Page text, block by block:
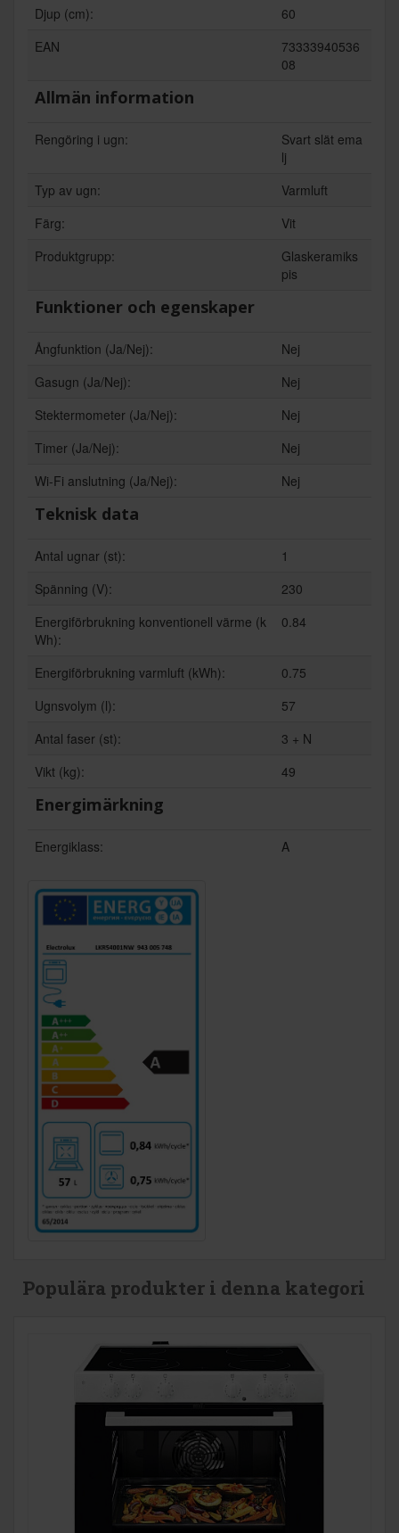
Djup (cm):
60
EAN
73333940536
08
Allmän information
Rengöring i ugn:
Svart slät ema
lj
Typ av ugn:
Varmluft
Färg:
Vit
Produktgrupp:
Glaskeramiks
pis
Funktioner och egenskaper
Ångfunktion (Ja/Nej):
Nej
Gasugn (Ja/Nej):
Nej
Stektermometer (Ja/Nej):
Nej
Timer (Ja/Nej):
Nej
Wi-Fi anslutning (Ja/Nej):
Nej
Teknisk data
Antal ugnar (st):
1
Spänning (V):
230
Energiförbrukning konventionell värme (k
Wh):
0.84
Energiförbrukning varmluft (kWh):
0.75
Ugnsvolym (l):
57
Antal faser (st):
3 + N
Vikt (kg):
49
Energimärkning
Energiklass: A
Populära produkter i denna kategori